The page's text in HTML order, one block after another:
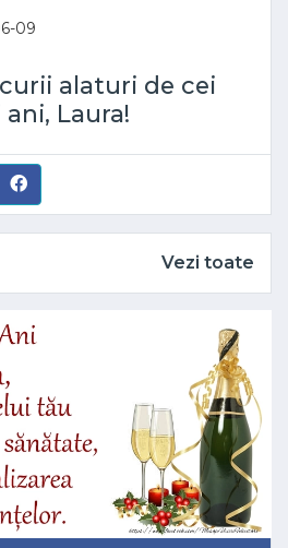
09
alaturi de cei
Laura!
Vezi toate